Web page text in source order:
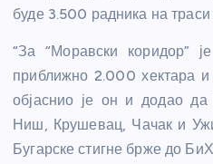
буде 3.500 радника на
“За “Моравски коридор”
приближно 2.000 хектара и
објаснио је он и додао да
Ниш, Крушевац, Чачак и
Бугарске стигне брже до